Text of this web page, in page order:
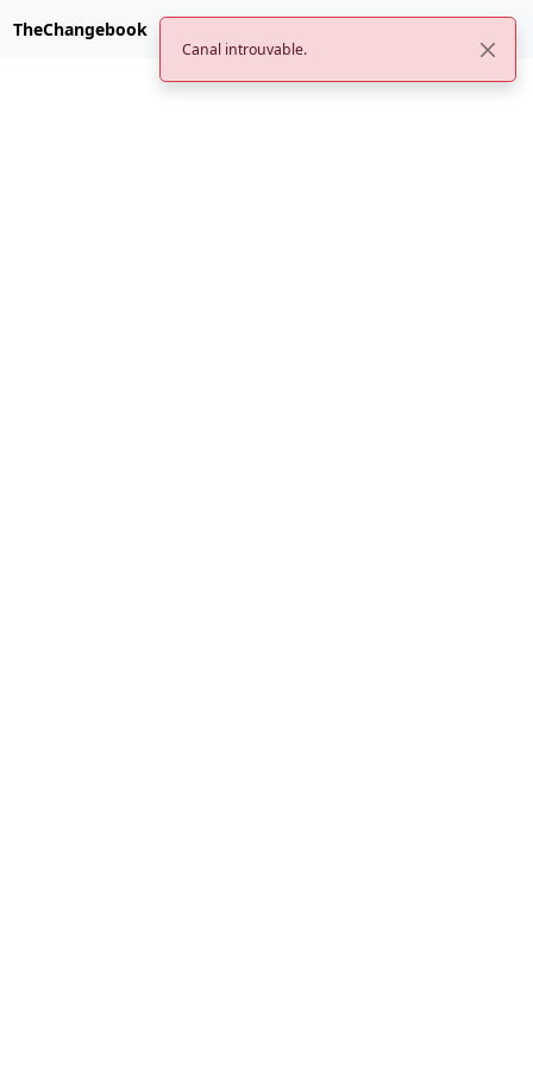
Canal introuvable.
TheChangebook